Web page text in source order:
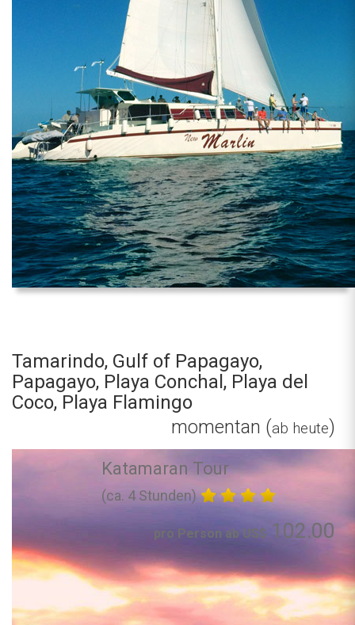
Tamarindo, Gulf of Papagayo,
Papagayo, Playa Conchal, Playa del
Coco, Playa Flamingo
momentan (ab heute)
Katamaran Tour
(ca. 4 Stunden)
pro Person ab US$ 102.00